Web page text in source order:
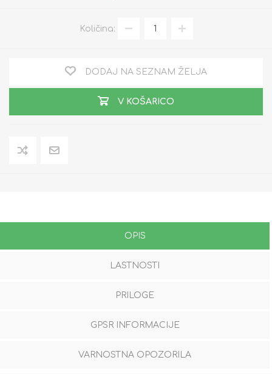
Količina:
DODAJ NA SEZNAM ŽELJA
V KOŠARICO
OPIS
LASTNOSTI
PRILOGE
GPSR INFORMACIJE
VARNOSTNA OPOZORILA